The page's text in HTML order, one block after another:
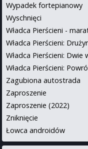
Wypadek fortepianowy
Wyschnięci
Władca Pierścieni -
Władca Pierścieni:
Władca Pierścieni:
Władca Pierścieni:
Zagubiona autostrada
Zaproszenie
Zaproszenie (2022)
Zniknięcie
Łowca androidów